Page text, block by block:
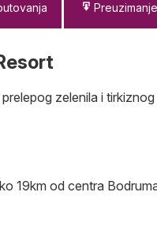
Preuzimanje
zelenila i
19km od centra